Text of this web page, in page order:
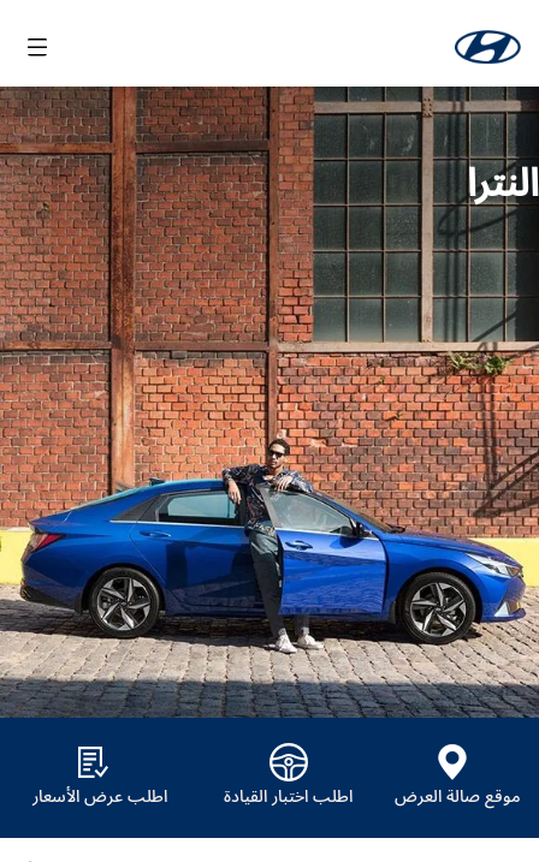
النترا
موقع صالة العرض اطلب اختبار القيادة اطلب عرض الأسعار